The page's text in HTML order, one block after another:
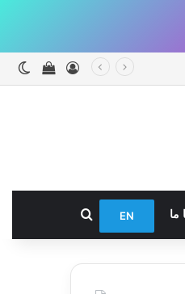
وروددیدن
ما EN جستجو برای